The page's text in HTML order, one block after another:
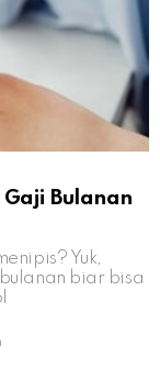
Bulanan
Yuk,
biar bisa